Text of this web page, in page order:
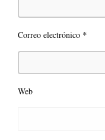
Correo electrónico *
Web